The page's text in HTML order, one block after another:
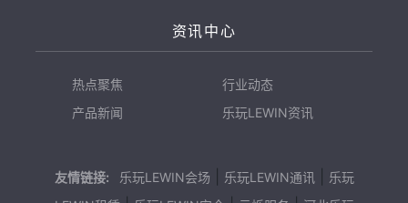
资讯中心
热点聚焦
行业动态
产品新闻
乐玩LEWIN资讯
友情链接: 乐玩LEWIN会场 乐玩LEWIN通讯|
乐玩